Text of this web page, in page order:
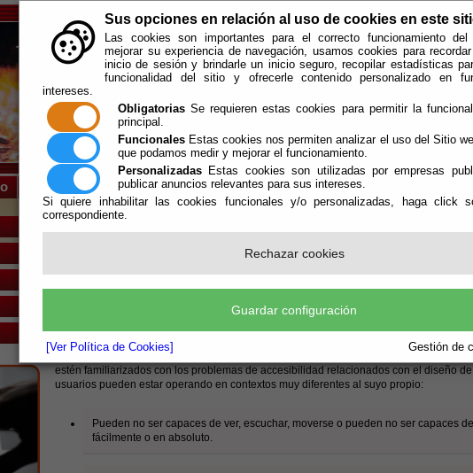
Sus opciones en relación al uso de cookies en este
Las cookies son importantes para el correcto funcionamiento
mejorar su experiencia de navegación, usamos cookies para
inicio de sesión y brindarle un inicio seguro, recopilar estadísticas
funcionalidad del sitio y ofrecerle contenido personalizado en
intereses.
Obligatorias Se requieren estas cookies para permitir la
principal.
Funcionales Estas cookies nos permiten analizar el uso del Sitio
que podamos medir y mejorar el funcionamiento.
Personalizadas Estas cookies son utilizadas por empresas
publicar anuncios relevantes para sus intereses.
Si quiere inhabilitar las cookies funcionales y/o personalizadas, haga click
correspondiente.
Rechazar cookies
Guardar configuración
[Ver Política de Cookies] Gestión de
Usted se encuentra aquí:
Criterios de accesibilidad
(Web Accesibility Initiative) se encuentra la normativa que emana
accesibilidad y buenas prácticas encaminadas a salvaguardar y asegurar la
Las pautas que emanan de las Web Content Accessibility Guidelines datan de mayo
dependerá el nivel de accesibilidad de los documentos del sitio web. El propio
estén familiarizados con los problemas de accesibilidad relacionados con el diseño
usuarios pueden estar operando en contextos muy diferentes al suyo propio:
Pueden no ser capaces de ver, escuchar, moverse o pueden no ser capaces
fácilmente o en absoluto.